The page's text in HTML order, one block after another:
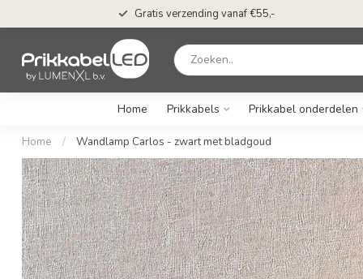
Gratis verzending vanaf €55,-
Home Prikkabels Prikkabel onderdelen
Home / Wandlamp Carlos - zwart met bladgoud